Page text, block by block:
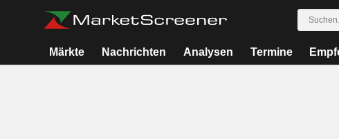
Märkte Nachrichten Analysen Termine